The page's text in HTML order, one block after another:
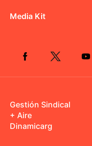
Media Kit
Gestión Sindical
+ Aire
Dinamicarg